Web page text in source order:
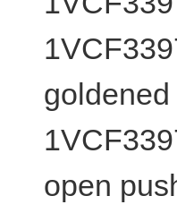
goldened
open